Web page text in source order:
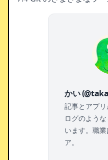
かい
記事とアプ
ログのよう
います。職
ア。